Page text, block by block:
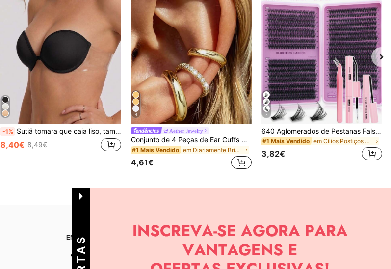
-1% Sutiã tomara que caia liso, tamanho BC, com costas abertas, efeito lifting e realce.
8,40€ 8,49€
4
Aether Jewelry
Conjunto de 4 Peças de Ear Cuffs Minimalistas com Zircónia Cúbica - Podem Ser Sobrepostos, Sem Necessidade de Perfuração, Adequados para Uso Diário no Escritório (Conjunto de 4 Peças, Não 4 Pares), Presente para Ela
#1 Mais Vendido em Diariamente Brincos Femininos
4,61€
7
640 Aglomerados de Pestanas Falsas de Vison DIY, Curvatura D, Densas e Fofas, Comprimento Misto 8-16 mm, Efeito Chamativo, Adequadas para Vários Looks de Maquilhagem. Cola, Removedor e Pinça Podem Ser Selecionados de Acordo com as Necessidades. Leves e Reutilizáveis, Alta Relação Custo-Benefício, Adequadas para Principiantes, Aplicáveis a Múltiplas Ocasiões, Uso Diário
#1 Mais Vendido em Cílios Postiços & Adesivos
3,82€
ENCONTRE-NOS EM APP